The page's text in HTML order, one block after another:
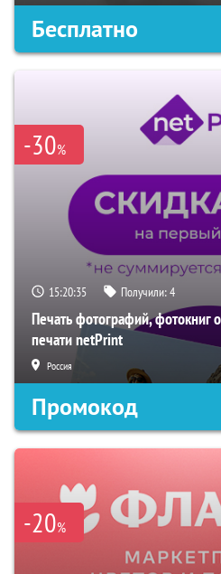
Бесплатно
-30%
15:20:33 Получили:4
Печать фотографий, фотокниг
печати netPrint
Россия
Промокод
-20%